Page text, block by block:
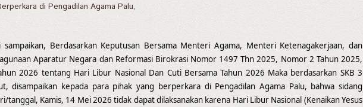
di Pengadilan Agama Palu,
Berdasarkan Keputusan Bersama Menteri Agama, Menteri Ketenagakerjaan, dan
Aparatur Negara dan Reformasi Birokrasi Nomor 1497 Thn 2025, Nomor 2 Tahun 2025,
2026 tentang Hari Libur Nasional Dan Cuti Bersama Tahun 2026 Maka berdasarkan SKB 3
disampaikan kepada para pihak yang berperkara di Pengadilan Agama Palu, bahwa sidang
tanggal, Kamis, 14 Mei 2026 tidak dapat dilaksanakan karena Hari Libur Nasional (Kenaikan Yesus